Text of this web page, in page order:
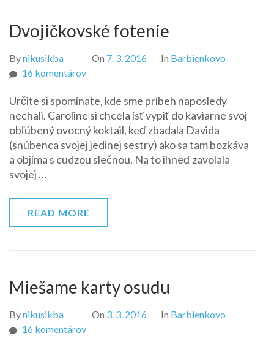
Dvojičkovské fotenie
Bynikusikba On 7. 3. 2016 In Barbienkovo
16 komentárovna
fotenie
Určite si spomínate, kde sme príbeh naposledy
nechali. Caroline si chcela ísť vypiť do kaviarne svoj
obľúbený ovocný koktail, keď zbadala Davida
(snúbenca svojej jedinej sestry) ako sa tam bozkáva
a objíma s cudzou slečnou. Na to ihneď zavolala
svojej …
READ MORE
Miešame karty osudu
Bynikusikba On 3. 3. 2016 In Barbienkovo
16 komentárovna